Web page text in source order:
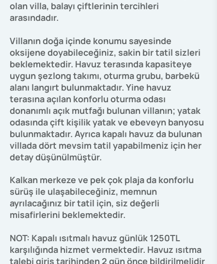
olan villa, balayı çiftlerinin tercihleri
arasındadır.
Villanın doğa içinde konumu sayesinde
oksijene doyabileceğiniz, sakin bir tatil sizleri
beklemektedir. Havuz terasında kapasiteye
uygun şezlong takımı, oturma grubu, barbekü
alanı langırt bulunmaktadır. Yine havuz
terasına açılan konforlu oturma odası
donanımlı açık mutfağı bulunan villanın; yatak
odasında çift kişilik yatak ve ebeveyn banyosu
bulunmaktadır. Ayrıca kapalı havuz da bulunan
villada dört mevsim tatil yapabilmeniz için her
detay düşünülmüştür.
Kalkan merkeze ve pek çok plaja da konforlu
sürüş ile ulaşabileceğiniz, memnun
ayrılacağınız bir tatil için, siz değerli
misafirlerini beklemektedir.
NOT: Kapalı ısıtmalı havuz günlük 1250TL
karşılığında hizmet vermektedir. Havuz ısıtma
talebi giriş tarihinden 2 gün önce bildirilmelidir